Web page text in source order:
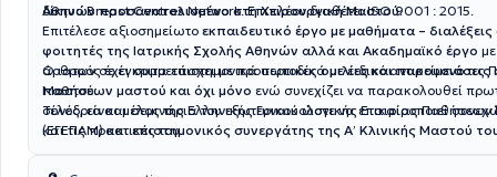
δίκτυο Breast Centres Network. Επιπλέον διαθέτει ISO 9001 : 2015.
Αθηνών προσανατολισμένο στη Χειρουργική Μαστού.
Επιτέλεσε αξιοσημείωτο εκπαιδευτικό έργο με μαθήματα –
φοιτητές της Ιατρικής Σχολής Αθηνών αλλά και Ακαδημαϊκό έργο
άρθρων σε έγκριτα επιστημονικά περιοδικά με ειδικό αντικείμενο τις
Μαστού.
Ο ιατρός έχει συμμετάσχει με προσωπικέςομιλίες και παρουσιάσεις
παθήσεων μαστού και όχι μόνο ενώ συνεχίζει να παρακολουθεί
συνέδρια και σεμινάρια του εξωτερικού ώστε να επικαιροποιεί
και τις πρακτικές του.
Τέλος, είναι μέλος της Ελληνικής Γυναικολογικής Εταιρίας
(ΕΓΕΠΑΜ) καιεπιστημονικός συνεργάτης της Α’ Κλινικής Μαστού